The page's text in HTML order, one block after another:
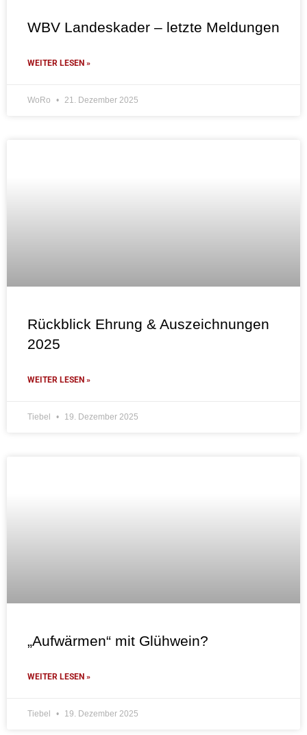
WBV Landeskader – letzte Meldungen
WEITER LESEN »
WoRo 21. Dezember 2025
Rückblick Ehrung & Auszeichnungen
2025
WEITER LESEN »
Tiebel 19. Dezember 2025
„Aufwärmen“ mit Glühwein?
WEITER LESEN »
Tiebel 19. Dezember 2025